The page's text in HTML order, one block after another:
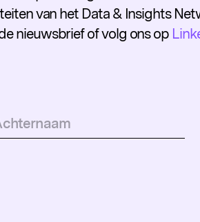
van het Data & Insights
nieuwsbrief of volg ons op